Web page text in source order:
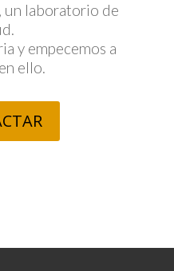
un laboratorio de
y empecemos a
ello.